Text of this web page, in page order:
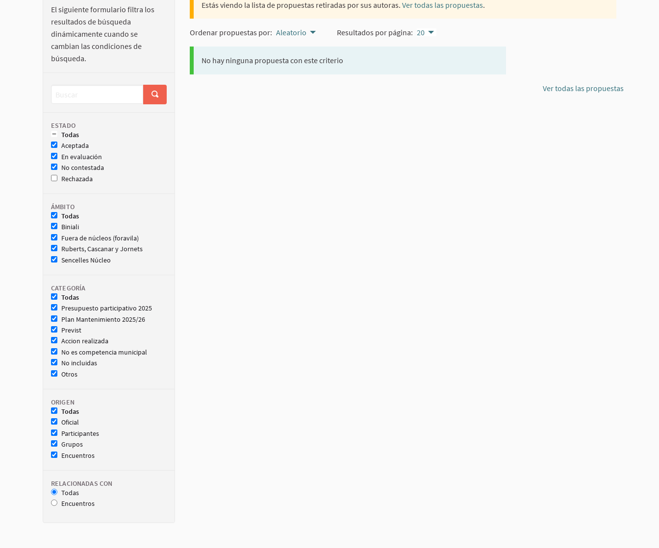
El siguiente formulario filtra los
resultados de búsqueda
dinámicamente cuando se
cambian las condiciones de
búsqueda.
ESTADO
Todas
Aceptada
En evaluación
No contestada
Rechazada
ÁMBITO
Todas
Biniali
Fuera de núcleos (foravila)
Ruberts, Cascanar y Jornets
Sencelles Núcleo
CATEGORÍA
Todas
Presupuesto participativo 2025
Plan Mantenimiento 2025/26
Previst
Accion realizada
No es competencia municipal
No incluidas
Otros
ORIGEN
Todas
Oficial
Participantes
Grupos
Encuentros
RELACIONADAS CON
Todas
Encuentros
Estás viendo la lista de propuestas retiradas por sus autoras. Ver todas las propuestas.
Ordenar propuestas por: Aleatorio Resultados por página: 20
No hay ninguna propuesta con este criterio
Ver todas las propuestas